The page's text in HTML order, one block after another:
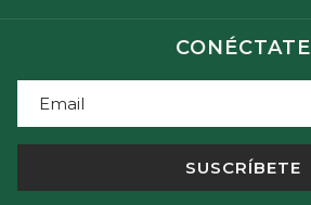
CONÉCTATE
SUSCRÍBETE